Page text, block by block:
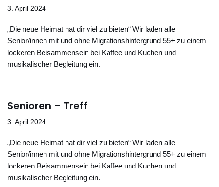
3. April 2024
„Die neue Heimat hat dir viel zu bieten“ Wir laden alle
Senior/innen mit und ohne Migrationshintergrund 55+ zu einem
lockeren Beisammensein bei Kaffee und Kuchen und
musikalischer Begleitung ein.
Senioren – Treff
3. April 2024
„Die neue Heimat hat dir viel zu bieten“ Wir laden alle
Senior/innen mit und ohne Migrationshintergrund 55+ zu einem
lockeren Beisammensein bei Kaffee und Kuchen und
musikalischer Begleitung ein.